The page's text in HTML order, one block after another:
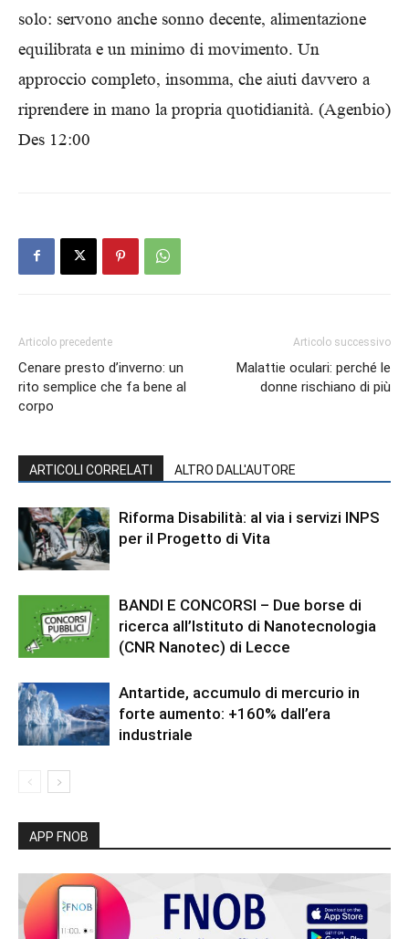
solo: servono anche sonno decente, alimentazione
equilibrata e un minimo di movimento. Un
approccio completo, insomma, che aiuti davvero a
riprendere in mano la propria quotidianità. (Agenbio)
Des 12:00
Articolo precedente
Cenare presto d’inverno: un
rito semplice che fa bene al
corpo
Articolo successivo
Malattie oculari: perché le
donne rischiano di più
ARTICOLI CORRELATI ALTRO DALL'AUTORE
Riforma Disabilità: al via i servizi INPS
per il Progetto di Vita
BANDI E CONCORSI – Due borse di
ricerca all’Istituto di Nanotecnologia
(CNR Nanotec) di Lecce
Antartide, accumulo di mercurio in
forte aumento: +160% dall’era
industriale
APP FNOB